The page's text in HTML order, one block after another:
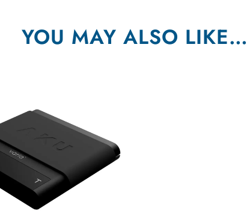
YOU MAY ALSO LIKE…